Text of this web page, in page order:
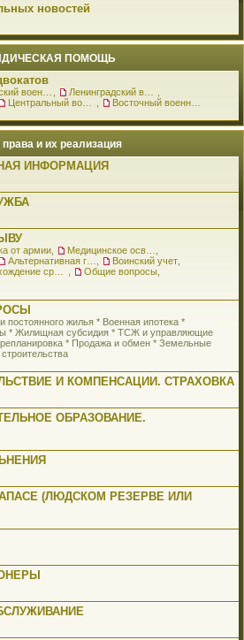
новостей
ПОМОЩЬ
и их реализация
ИНФОРМАЦИЯ
от армии
Воинский учет
Общие вопросы
постоянного жилья * Военная ипотека *
* Жилищная субсидия * ТСЖ и управляющие
* Продажа и обмен * Земельные
И КОМПЕНСАЦИИ. СТРАХОВКА
ОБРАЗОВАНИЕ.
(ЛЮДСКОМ РЕЗЕРВЕ ИЛИ